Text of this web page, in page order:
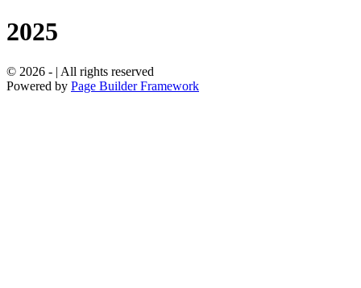
2025
© 2026 - | All rights reserved
Powered by Page Builder Framework